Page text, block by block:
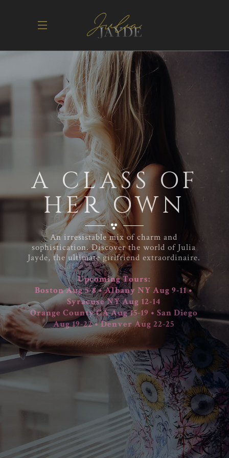
A CLASS OF
HER OWN
An irresistable mix of charm and
sophistication. Discover the world of Julia
Jayde, the ultimate girlfriend extraordinaire.
MEET JULIA
UpcomingTours:
BostonAug5-8•Albany NY Aug 9-11•
SyracuseNYAug 12-14
Orange CountyCAAug15-19 • San Diego
Aug19-22•DenverAug 22-25